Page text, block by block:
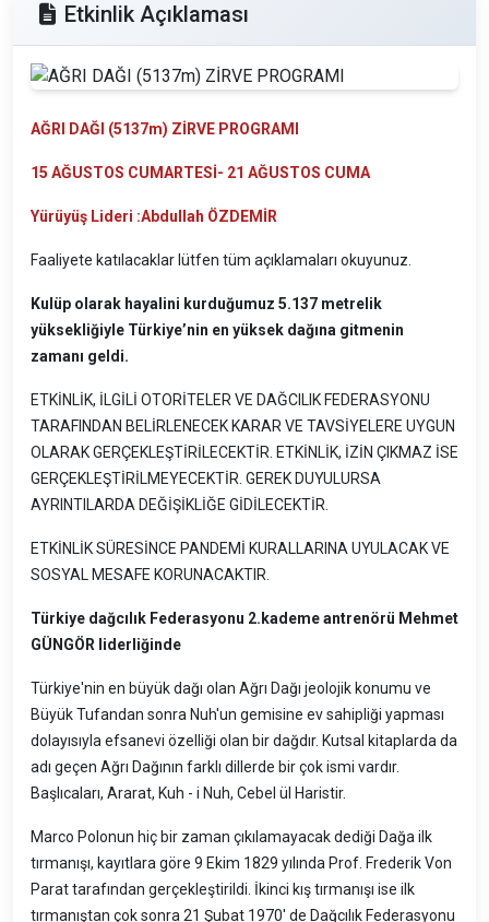
Etkinlik Açıklaması
AĞRI DAĞI (5137m) ZİRVE PROGRAMI
15 AĞUSTOS CUMARTESİ- 21 AĞUSTOS CUMA
Yürüyüş Lideri :Abdullah ÖZDEMİR
Faaliyete katılacaklar lütfen tüm açıklamaları okuyunuz.
Kulüp olarak hayalini kurduğumuz 5.137 metrelik
yüksekliğiyle Türkiye’nin en yüksek dağına gitmenin
zamanı geldi.
ETKİNLİK, İLGİLİ OTORİTELER VE DAĞCILIK FEDERASYONU
TARAFINDAN BELİRLENECEK KARAR VE TAVSİYELERE UYGUN
OLARAK GERÇEKLEŞTİRİLECEKTİR. ETKİNLİK, İZİN ÇIKMAZ İSE
GERÇEKLEŞTİRİLMEYECEKTİR. GEREK DUYULURSA
AYRINTILARDA DEĞİŞİKLİĞE GİDİLECEKTİR.
ETKİNLİK SÜRESİNCE PANDEMİ KURALLARINA UYULACAK VE
SOSYAL MESAFE KORUNACAKTIR.
Türkiye dağcılık Federasyonu 2.kademe antrenörü Mehmet
GÜNGÖR liderliğinde
Türkiye'nin en büyük dağı olan Ağrı Dağı jeolojik konumu ve
Büyük Tufandan sonra Nuh'un gemisine ev sahipliği yapması
dolayısıyla efsanevi özelliği olan bir dağdır. Kutsal kitaplarda da
adı geçen Ağrı Dağının farklı dillerde bir çok ismi vardır.
Başlıcaları, Ararat, Kuh - i Nuh, Cebel ül Haristir.
Marco Polonun hiç bir zaman çıkılamayacak dediği Dağa ilk
tırmanışı, kayıtlara göre 9 Ekim 1829 yılında Prof. Frederik Von
Parat tarafından gerçekleştirildi. İkinci kış tırmanışı ise ilk
tırmanıştan çok sonra 21 Şubat 1970' de Dağcılık Federasyonu